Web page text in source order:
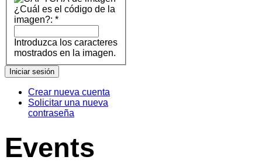
¿Cuál es el código de la
imagen?: *
Introduzca los caracteres
mostrados en la imagen.
Crear nueva cuenta
Solicitar una nueva
contraseña
Events